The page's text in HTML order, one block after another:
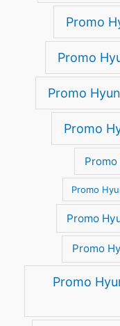
Promo
Promo
Promo
Promo
Promo
Promo
Promo
Promo